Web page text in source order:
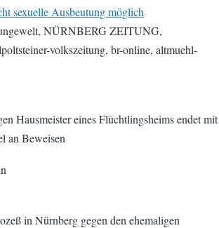
sexuelle Ausbeutung möglich
NÜRNBERG ZEITUNG,
volkszeitung, br-online, altmuehl-
Hausmeister eines Flüchtlingsheims endet mit
an Beweisen
in Nürnberg gegen den ehemaligen